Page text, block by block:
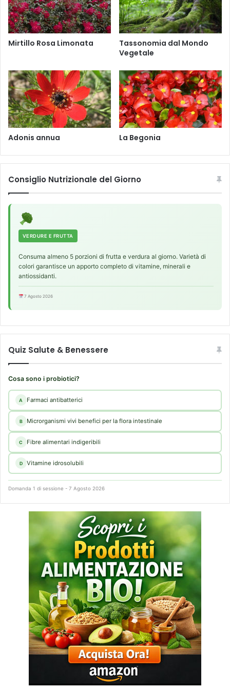
a
r
i
L
u
m
P
l
u
m
L
.
Mirtillo Rosa Limonata
Tassonomia dal Mondo
Vegetale
Adonis annua La Begonia
Consiglio Nutrizionale del Giorno
VERDURE E FRUTTA
Consuma almeno 5 porzioni di frutta e verdura al giorno. Varietà di
colori garantisce un apporto completo di vitamine, minerali e
antiossidanti.
7 Agosto 2026
Quiz Salute & Benessere
Cosa sono i probiotici?
A Farmaci antibatterici
B Microrganismi vivi benefici per la flora intestinale
C Fibre alimentari indigeribili
D Vitamine idrosolubili
Domanda 1 di sessione - 7 Agosto 2026